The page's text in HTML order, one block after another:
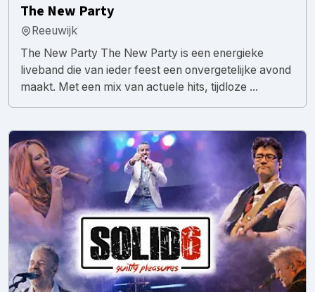
The New Party
Reeuwijk
The New Party The New Party is een energieke
liveband die van ieder feest een onvergetelijke avond
maakt. Met een mix van actuele hits, tijdloze ...